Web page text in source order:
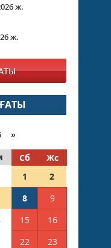
ж.
ж.
»
Сб
Жс
1
2
8
9
15
16
22
23